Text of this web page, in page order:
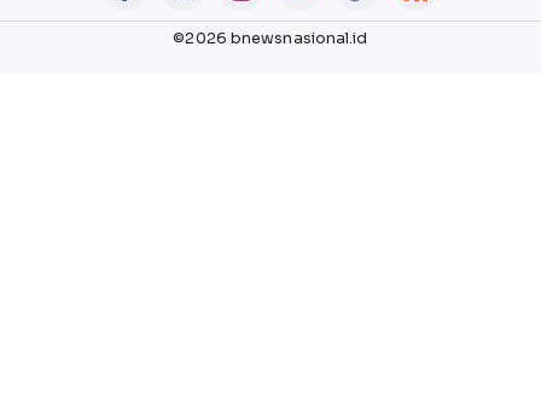
©2026 bnewsnasional.id